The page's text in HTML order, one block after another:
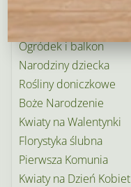
Dekoracje na groby
Torty kwiatowe
Ogródek i balkon
Narodziny dziecka
Rośliny doniczkowe
Boże Narodzenie
Kwiaty na Walentynki
Florystyka ślubna
Pierwsza Komunia
Kwiaty na Dzień Kobiet